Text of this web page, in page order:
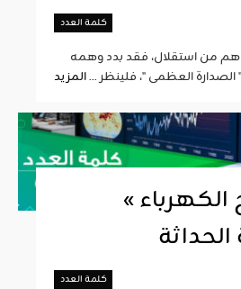
كلمة العدد
الصدارة العظمى "، فلينظر ...
« حين يفضح الكهرباء
كلمة العدد